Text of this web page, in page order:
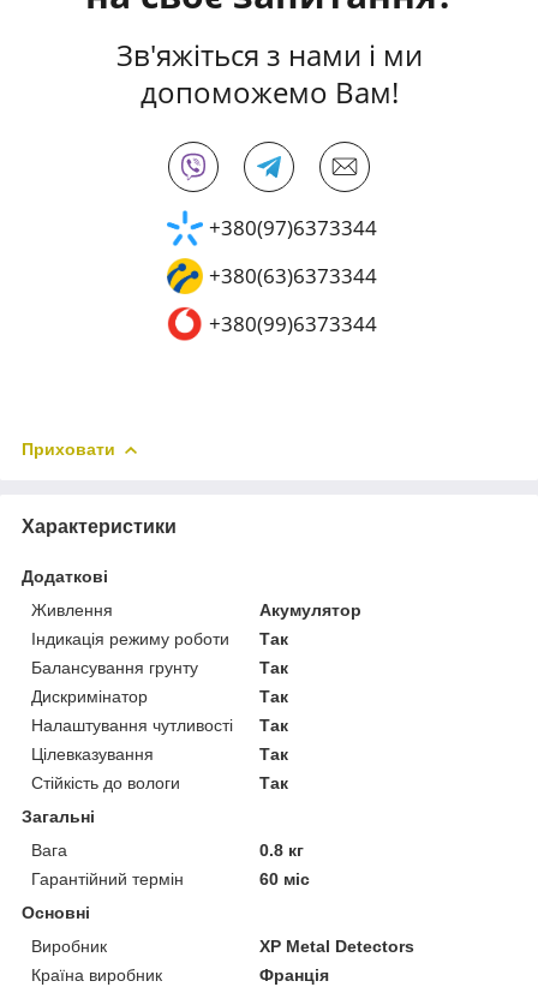
Зв'яжіться з нами і ми
допоможемо Вам!
+380(97)6373344
+380(63)6373344
+380(99)6373344
Приховати
Характеристики
Додаткові
Живлення
Акумулятор
Індикація режиму роботи
Так
Балансування грунту
Так
Дискримінатор
Так
Налаштування чутливості
Так
Цілевказування
Так
Стійкість до вологи
Так
Загальні
Вага
0.8 кг
Гарантійний термін
60 міс
Основні
Виробник
XP Metal Detectors
Країна виробник
Франція